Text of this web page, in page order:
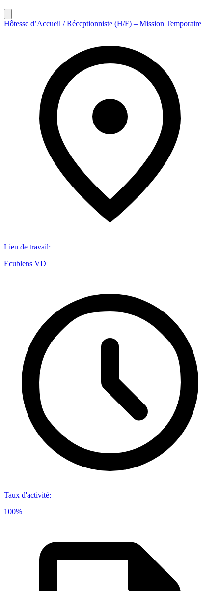
Hôtesse d’Accueil / Réceptionniste (H/F) – Mission Temporaire
Lieu de travail:
Ecublens VD
Taux d'activité:
100%